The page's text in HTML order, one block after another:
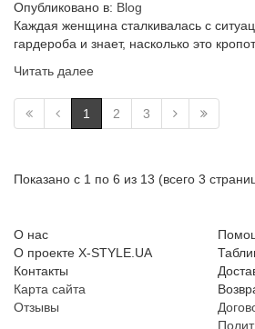
Опубликовано в: Blog
Каждая женщина сталкивалась с
гардероба и знает, насколько это
Читать далее
1 2 3
Показано с 1 по 6 из 13 (всего 3
О нас
О проекте X-STYLE.UA
Контакты
Карта сайта
Отзывы